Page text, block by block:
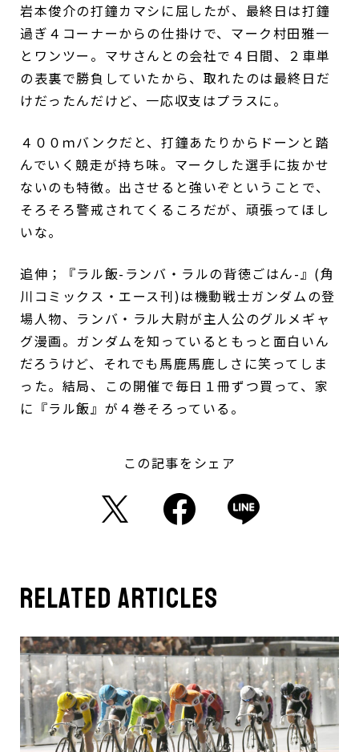
岩本俊介の打鐘カマシに屈したが、最終日は打鐘
過ぎ４コーナーからの仕掛けで、マーク村田雅一
とワンツー。マサさんとの会社で４日間、２車単
の表裏で勝負していたから、取れたのは最終日だ
けだったんだけど、一応収支はプラスに。
４００ｍバンクだと、打鐘あたりからドーンと踏
んでいく競走が持ち味。マークした選手に抜かせ
ないのも特徴。出させると強いぞということで、
そろそろ警戒されてくるころだが、頑張ってほし
いな。
追伸；『ラル飯-ランバ・ラルの背徳ごはん-』(角
川コミックス・エース刊)は機動戦士ガンダムの登
場人物、ランバ・ラル大尉が主人公のグルメギャ
グ漫画。ガンダムを知っているともっと面白いん
だろうけど、それでも馬鹿馬鹿しさに笑ってしま
った。結局、この開催で毎日１冊ずつ買って、家
に『ラル飯』が４巻そろっている。
この記事をシェア
related articles